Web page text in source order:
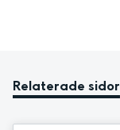
Relaterade sidor